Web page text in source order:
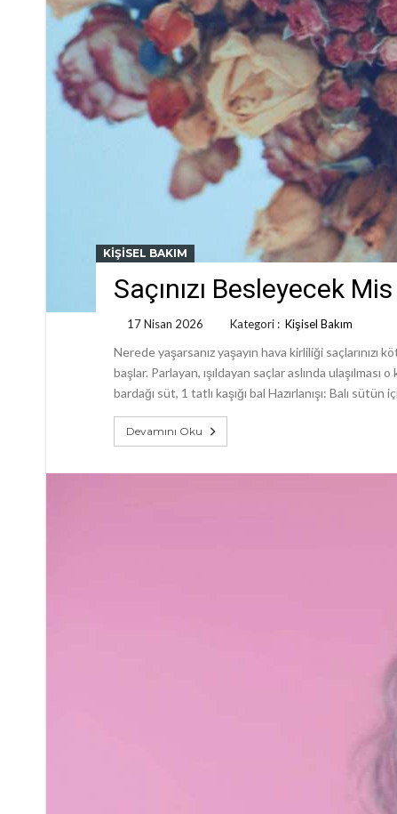
KIŞISEL BAKIM
Saçınızı Besleyecek
17 Nisan 2026 Kategori : Kişisel Bakım
Nerede yaşarsanız yaşayın hava kirliliği
başlar. Parlayan, ışıldayan saçlar aslında
bardağı süt, 1 tatlı kaşığı bal Hazırlanışı: Balı sütün
Devamını Oku